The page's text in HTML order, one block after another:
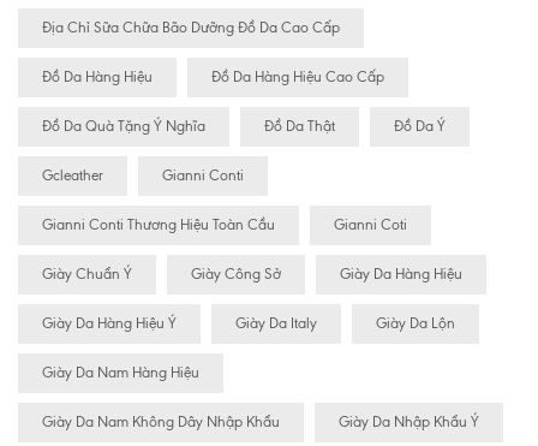
Địa Chỉ Sữa Chữa Bão Dưỡng Đồ Da Cao Cấp
Đồ Da Hàng Hiệu Đồ Da Hàng Hiệu Cao Cấp
Đồ Da Quà Tặng Ý Nghĩa Đồ Da Thật Đồ Da Ý
Gcleather Gianni Conti
Gianni Conti Thương Hiệu Toàn Cầu Gianni Coti
Giày Chuẩn Ý Giày Công Sở Giày Da Hàng Hiệu
Giày Da Hàng Hiệu Ý Giày Da Italy Giày Da Lộn
Giày Da Nam Hàng Hiệu
Giày Da Nam Không Dây Nhập Khẩu Giày Da Nhập Khẩu Ý